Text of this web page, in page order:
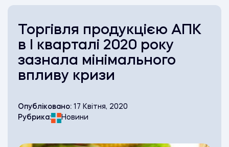
Торгівля продукцією АПК
в І кварталі 2020 року
зазнала мінімального
впливу кризи
Опубліковано: 17 Квітня, 2020
Рубрика:
Новини